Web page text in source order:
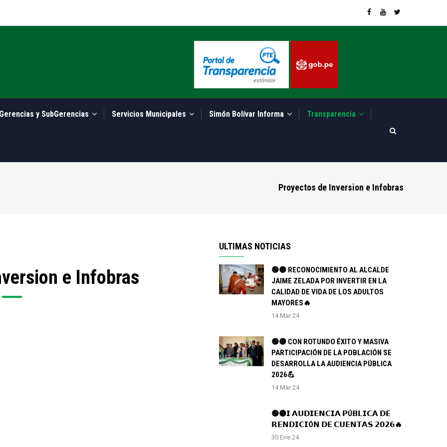
Gerencias y SubGerencias Servicios Municipales Simón Bolívar Informa Transparencia
Proyectos de Inversion e Infobras
e Infobras
ULTIMAS NOTICIAS
🟢🟡 RECONOCIMIENTO AL ALCALDE
JAIME ZELADA POR INVERTIR EN LA
CALIDAD DE VIDA DE LOS ADULTOS
MAYORES🔥
14 Mar 24
🟢🟡 CON ROTUNDO ÉXITO Y MASIVA
PARTICIPACIÓN DE LA POBLACIÓN SE
DESARROLLA LA AUDIENCIA PÚBLICA
2026💪
14 Mar 24
🟢🟡𝗜 𝗔𝗨𝗗𝗜𝗘𝗡𝗖𝗜𝗔 𝗣Ú𝗕𝗟𝗜𝗖𝗔 𝗗𝗘
𝗥𝗘𝗡𝗗𝗜𝗖𝗜Ó𝗡 𝗗𝗘 𝗖𝗨𝗘𝗡𝗧𝗔𝗦 𝟮𝟬𝟮𝟲🔥
30 Ene 24